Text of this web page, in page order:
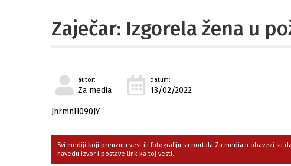
Zaječar: Izgorela žena u
autor:
Za media
datum:
13/02/2022
JhrmnH090JY
Svi mediji koji preuzmu vest ili fotografiju sa portala Za media u obavezi su
navedu izvor i postave link ka toj vesti.